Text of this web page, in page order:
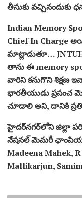
తీసుకు
Indian Memory
Chief In Charge
మాట్లాడుతూ…
తాను ఈ memory
వారిని కనుగొని శిక్షణ
భారతీయుడు ప్రపంచ
చూడాలి అని, దానికి
హైదర్‌నగర్‌లోని జిల్లా
నేషనల్ మెమరీ
Madeena Mahek,
Mallikarjun,